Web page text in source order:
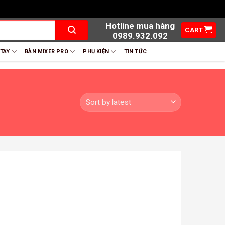
Hotline mua hàng
0989.932.092
CART
BÀN MIXER PRO PHỤ KIỆN TIN TỨC